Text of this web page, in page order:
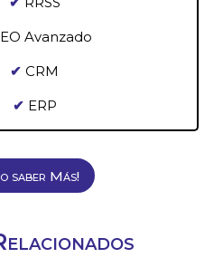
Avanzado
✔ CRM
✔ ERP
saber Más!